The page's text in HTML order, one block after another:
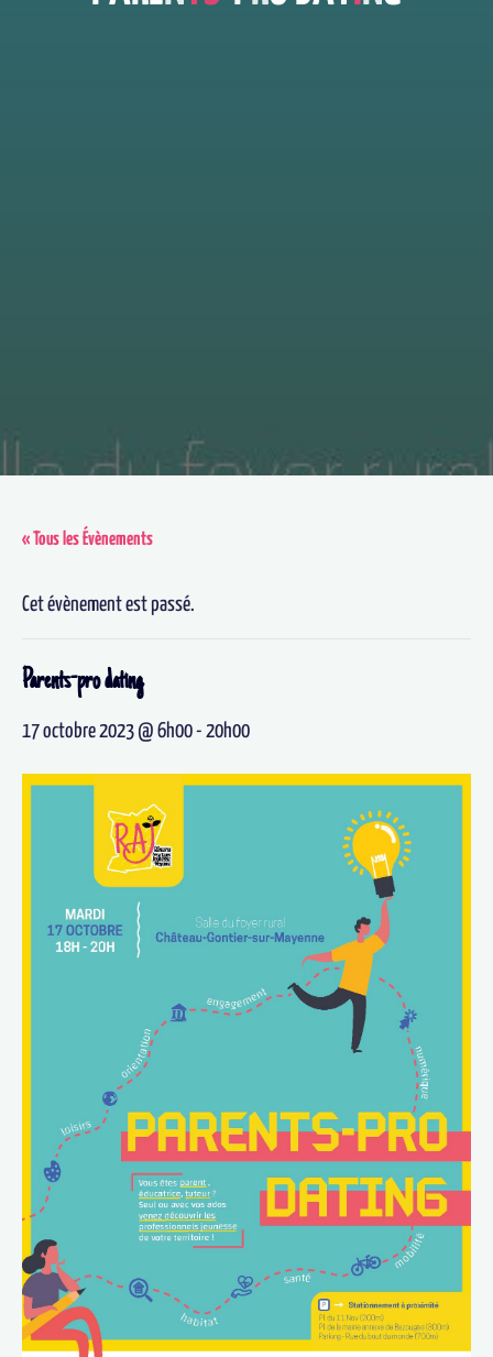
« Tous les Évènements
Cet évènement est passé.
Parents-pro dating
17 octobre 2023 @ 6h00- 20h00